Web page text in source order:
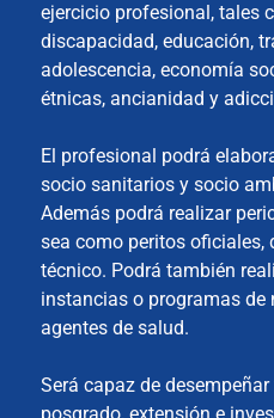
ejercicio profesional, tales
discapacidad, educación,
adolescencia, economía
étnicas, ancianidad y
El profesional podrá
socio sanitarios y socio
Además podrá realizar
sea como peritos
técnico. Podrá también
instancias o programas
agentes de salud.
Será capaz de